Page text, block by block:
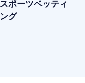
スポーツベッティ
ング